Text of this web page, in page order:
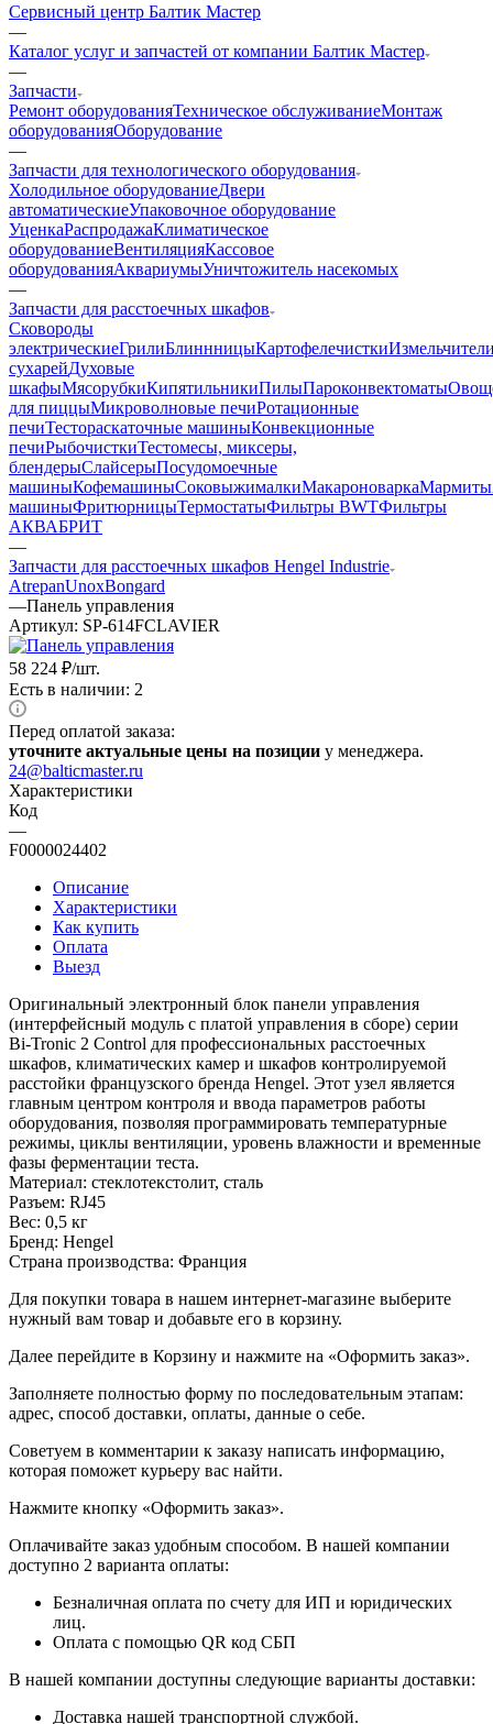
Сервисный центр Балтик Мастер
—
Каталог услуг и запчастей от компании Балтик Мастер
—
Запчасти
Ремонт оборудованияТехническое обслуживаниеМонтаж
оборудованияОборудование
—
Запчасти для технологического оборудования
Холодильное оборудованиеДвери
автоматическиеУпаковочное оборудование
УценкаРаспродажаКлиматическое
оборудованиеВентиляцияКассовое
оборудованияАквариумыУничтожитель насекомых
—
Запчасти для расстоечных шкафов
Cковороды
электрическиеГрилиБлиннницыКартофелечистки
сухарейДуховые
шкафыМясорубкиКипятильникиПилыПароконвектоматы
для пиццыМикроволновые печиРотационные
печиТестораскаточные машиныКонвекционные
печиРыбочисткиТестомесы, миксеры,
блендерыСлайсерыПосудомоечные
машиныКофемашиныСоковыжималкиМакароноваркаМармиты
машиныФритюрницыТермостатыФильтры BWTФильтры
АКВАБРИТ
—
Запчасти для расстоечных шкафов Hengel Industrie
AtrepanUnoxBongard
—Панель управления
Артикул: SP-614FCLAVIER
58 224 ₽/шт.
Есть в наличии: 2
Перед оплатой заказа:
уточните актуальные цены на позиции у менеджера.
24@balticmaster.ru
Характеристики
Код
—
F0000024402
Описание
Характеристики
Как купить
Оплата
Выезд
Оригинальный электронный блок панели управления
(интерфейсный модуль с платой управления в сборе) серии
Bi-Tronic 2 Control для профессиональных расстоечных
шкафов, климатических камер и шкафов контролируемой
расстойки французского бренда Hengel. Этот узел является
главным центром контроля и ввода параметров работы
оборудования, позволяя программировать температурные
режимы, циклы вентиляции, уровень влажности и временные
фазы ферментации теста.
Материал: стеклотекстолит, сталь
Разъем: RJ45
Вес: 0,5 кг
Бренд: Hengel
Страна производства: Франция
Для покупки товара в нашем интернет-магазине выберите
нужный вам товар и добавьте его в корзину.
Далее перейдите в Корзину и нажмите на «Оформить заказ».
​​​​​​​Заполняете полностью форму по последовательным этапам:
адрес, способ доставки, оплаты, данные о себе.
​​​​​​​Советуем в комментарии к заказу написать информацию,
которая поможет курьеру вас найти.
​​​​​​​Нажмите кнопку «Оформить заказ».
Оплачивайте заказ удобным способом. В нашей компании
доступно 2 варианта оплаты:
Безналичная оплата по счету для ИП и юридических
лиц.
Оплата с помощью QR код СБП
В нашей компании доступны следующие варианты доставки:
Доставка нашей транспортной службой.